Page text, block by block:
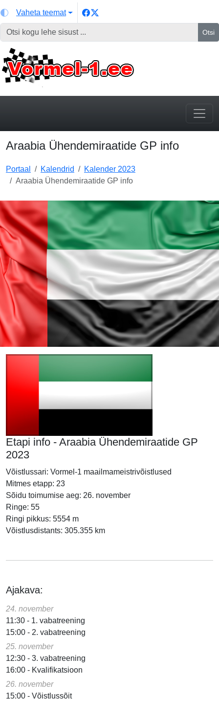
Vaheta teemat
Otsi
Araabia Ühendemiraatide GP info
Portaal Kalendrid
Kalender 2023
Araabia Ühendemiraatide GP info
Etapi info - Araabia Ühendemiraatide GP
2023
Võistlussari: Vormel-1 maailmameistrivõistlused
Mitmes etapp: 23
Sõidu toimumise aeg: 26. november
Ringe: 55
Ringi pikkus: 5554 m
Võistlusdistants: 305.355 km
Ajakava:
24. november
11:30 - 1. vabatreening
15:00 - 2. vabatreening
25. november
12:30 - 3. vabatreening
16:00 - Kvalifikatsioon
26. november
15:00 - Võistlussõit